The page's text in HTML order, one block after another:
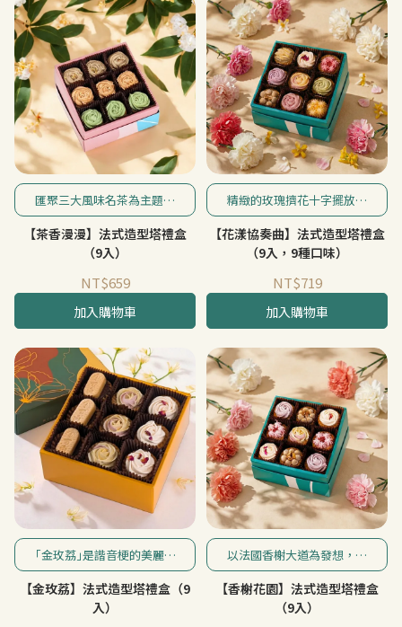
匯聚三大風味名茶為主題，
泰式奶茶、英國伯爵紅茶、
日本靜岡抹茶，鮮色玫瑰造
型入口，綻放迷人風味茶
【茶香漫漫】法式造型塔禮盒
（9入）
NT$659
加入購物車
精緻的玫瑰擠花十字擺放，
加上和諧對稱的配色設計，
宛如一首優雅的法式協奏
曲，滋味在味蕾中綻放。
【花漾協奏曲】法式造型塔禮盒
（9入，9種口味）
NT$719
加入購物車
｢金玫荔｣是諧音梗的美麗祝
福，日本金幣造型最中餅生
巧克力塔，搭配上暈染玫瑰
檸檬塔與荔枝玫瑰塔，送給
【金玫荔】法式造型塔禮盒（9
入）
以法國香榭大道為發想，以
在盛開的玫瑰花園中採擷豐
收莓果，巴黎街頭品嘗濃醇
咖啡香為想像。
【香榭花園】法式造型塔禮盒
（9入）